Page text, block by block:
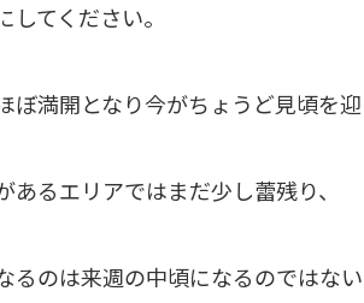
てください。
ぼ満開となり今がちょうど見頃を迎
るエリアではまだ少し蕾残り、
るのは来週の中頃になるのではない